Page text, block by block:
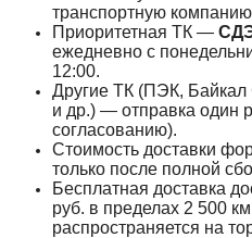
транспортную
Приоритетная ТК —
ежедневно с
12:00.
Другие ТК (ПЭК,
и др.) — отправка один
согласованию).
Стоимость доставки
только после полной
Бесплатная доставка
руб. в пределах 2 500
распространяется на